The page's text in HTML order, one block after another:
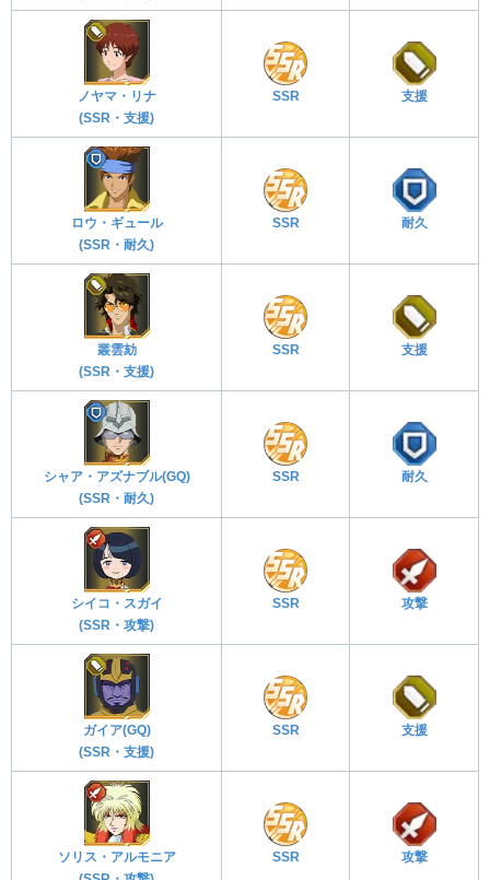
ノヤマ・リナ
(SSR・支援)
SSR 支援
ロウ・ギュール
(SSR・耐久)
SSR 耐久
叢雲劾
(SSR・支援)
SSR 支援
シャア・アズナブル(GQ)
(SSR・耐久)
SSR 耐久
シイコ・スガイ
(SSR・攻撃)
SSR 攻撃
ガイア(GQ)
(SSR・支援)
SSR 支援
ソリス・アルモニア
SSR 攻撃